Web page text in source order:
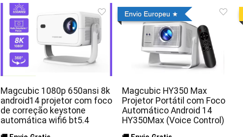
Magcubic 1080p 650ansi 8k
android14 projetor com foco
de correção keystone
automática wifi6 bt5.4
Envio Europeu
Magcubic HY350 Max
Projetor Portátil com Foco
Automático Android 14
HY350Max (Voice Control)